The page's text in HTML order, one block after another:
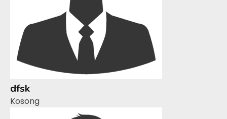
dfsk
Kosong